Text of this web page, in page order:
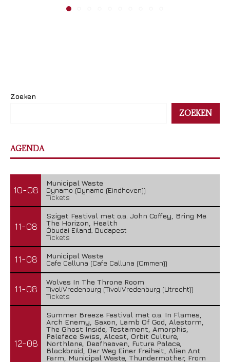
Zoeken
ZOEKEN
AGENDA
10-08
Municipal Waste
Dynamo (Dynamo (Eindhoven))
Tickets
11-08
Sziget Festival met o.a. John Coffey, Bring Me
The Horizon, Health
Óbudai Eiland, Budapest
Tickets
11-08
Municipal Waste
Cafe Calluna (Cafe Calluna (Ommen))
11-08
Wolves In The Throne Room
TivoliVredenburg (TivoliVredenburg (Utrecht))
Tickets
12-08
Summer Breeze Festival met o.a. In Flames,
Arch Enemy, Saxon, Lamb Of God, Alestorm,
The Ghost Inside, Testament, Amorphis,
Paleface Swiss, Alcest, Orbit Culture,
Northlane, Deafheaven, Future Palace,
Blackbraid, Der Weg Einer Freiheit, Alien Ant
Farm, Municipal Waste, Thundermother, From